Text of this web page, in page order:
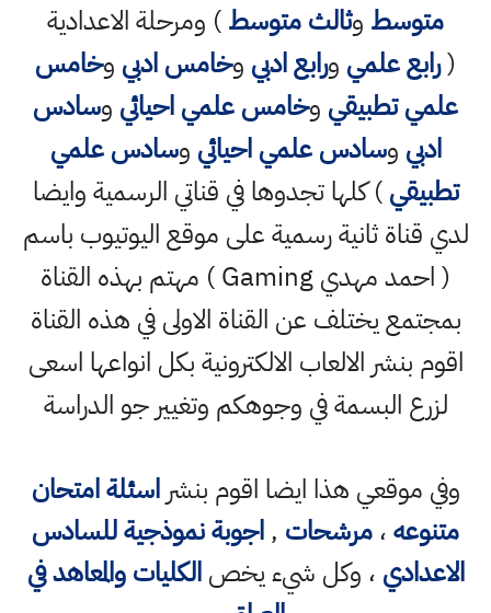
متوسط وثالث متوسط) ومرحلة الاعدادية
(رابع علمي ورابع ادبي وخامس ادبي وخامس
علمي تطبيقي وخامس علمي احيائي وسادس
ادبي وسادس علمي احيائي وسادس علمي
تطبيقي) كلها تجدوها في قناتي الرسمية وايضا
لدي قناة ثانية رسمية على موقع اليوتيوب باسم
( احمد مهدي Gaming ) مهتم بهذه القناة
بمجتمع يختلف عن القناة الاولى في هذه القناة
اقوم بنشر الالعاب الالكترونية بكل انواعها اسعى
لزرع البسمة في وجوهكم وتغيير جو الدراسة
وفي موقعي هذا ايضا اقوم بنشراسئلة امتحان
متنوعه،مرشحات ,اجوبة نموذجية للسادس
الاعدادي ، وكل شيء يخصالكليات والمعاهد في